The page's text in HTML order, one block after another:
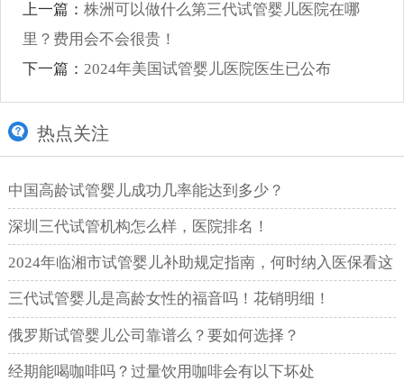
上一篇：株洲可以做什么第三代试管婴儿医院在哪
里？费用会不会很贵！
下一篇：2024年美国试管婴儿医院医生已公布
热点关注
中国高龄试管婴儿成功几率能达到多少？
深圳三代试管机构怎么样，医院排名！
2024年临湘市试管婴儿补助规定指南，何时纳入医保看这
里
三代试管婴儿是高龄女性的福音吗！花销明细！
俄罗斯试管婴儿公司靠谱么？要如何选择？
经期能喝咖啡吗？过量饮用咖啡会有以下坏处